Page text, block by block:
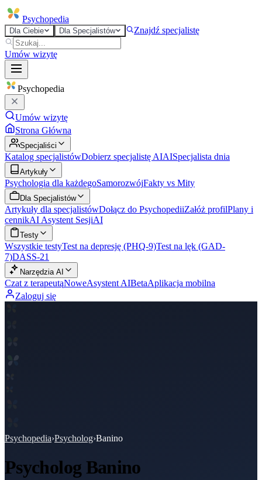
Psychopedia
Dla Ciebie Dla Specjalistów Znajdź specjalistę
Umów wizytę
Psychopedia
Umów wizytę
Strona Główna
Specjaliści
Katalog specjalistówDobierz specjalistę AIAISpecjalista dnia
Artykuły
Psychologia dla każdegoSamorozwójFakty vs Mity
Dla Specjalistów
Artykuły dla specjalistówDołącz do PsychopediiZałóż profilPlany i
cennikAI Asystent SesjiAI
Testy
Wszystkie testyTest na depresję (PHQ-9)Test na lęk (GAD-
7)DASS-21
Narzędzia AI
Czat z terapeutąNoweAsystent AIBetaAplikacja mobilna
Zaloguj się
Psychopedia›Psycholog›Banino
Psycholog Banino